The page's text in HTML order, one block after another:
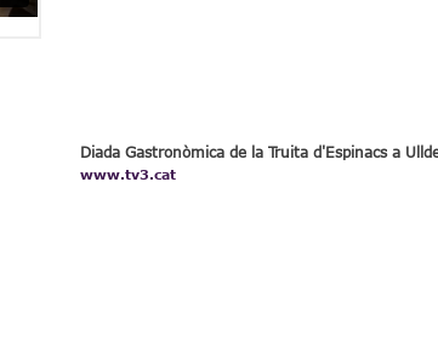
Diada Gastronòmica de la Truita d'Espinacs a
www.tv3.cat